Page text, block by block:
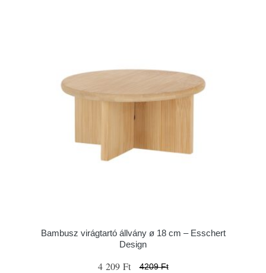
Bambusz virágtartó állvány ø 18 cm – Esschert
Design
4 209 Ft 4209 Ft